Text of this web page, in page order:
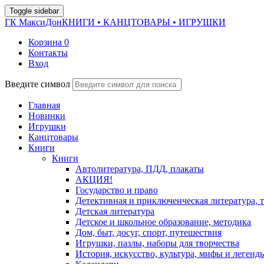
Toggle sidebar
ГК МаксиДонКНИГИ • КАНЦТОВАРЫ • ИГРУШКИ
Корзина 0
Контакты
Вход
Введите символ
Главная
Новинки
Игрушки
Канцтовары
Книги
Книги
Автолитература, ПДД, плакаты
АКЦИЯ!
Государство и право
Детективная и приключенческая литература,
Детская литература
Детское и школьное образование, методика
Дом, быт, досуг, спорт, путешествия
Игрушки, пазлы, наборы для творчества
История, искусство, культура, мифы и